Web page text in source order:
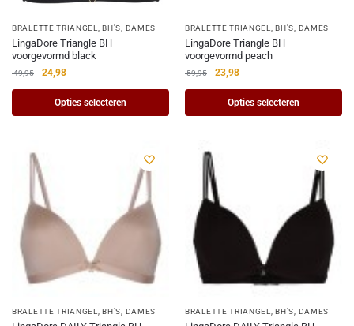
BRALETTE TRIANGEL ,BH'S DAMES
LingaDore Triangle BH
voorgevormd black
49,95 24,98
Opties selecteren
BRALETTE TRIANGEL ,BH'S DAMES
LingaDore Triangle BH
voorgevormd peach
59,95 23,98
Opties selecteren
BRALETTE TRIANGEL ,BH'S DAMES BRALETTE TRIANGEL ,BH'S DAMES